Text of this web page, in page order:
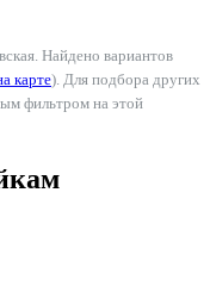
Найдено вариантов
карте). Для подбора других
фильтром на этой